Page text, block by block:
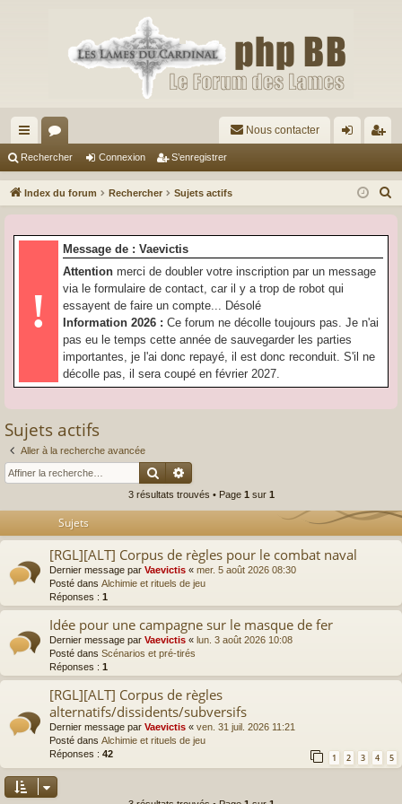
cc
ès
pi
or
u
s
Nous contacter
ne
on
nr
ist
Rechercher Connexion S’enregistrer
Index du forum Rechercher Sujets actifs
!
Message de : Vaevictis
Attention merci de doubler votre inscription par un message
via le formulaire de contact, car il y a trop de robot qui
essayent de faire un compte... Désolé
Information 2026 : Ce forum ne décolle toujours pas. Je n'ai
pas eu le temps cette année de sauvegarder les parties
importantes, je l'ai donc repayé, il est donc reconduit. S'il ne
décolle pas, il sera coupé en février 2027.
Sujets actifs
Aller à la recherche avancée
Rechercher
Recherche avancée
3 résultats trouvés • Page 1 sur 1
Sujets
[RGL][ALT] Corpus de règles pour le combat naval
Dernier message par Vaevictis « mer. 5 août 2026 08:30
Posté dans Alchimie et rituels de jeu
Réponses : 1
Idée pour une campagne sur le masque de fer
Dernier message par Vaevictis « lun. 3 août 2026 10:08
Posté dans Scénarios et pré-tirés
Réponses : 1
[RGL][ALT] Corpus de règles
alternatifs/dissidents/subversifs
Dernier message par Vaevictis « ven. 31 juil. 2026 11:21
Posté dans Alchimie et rituels de jeu
Réponses : 42 1 2 3 4 5